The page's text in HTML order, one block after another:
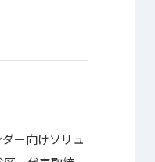
ー向けソリュ